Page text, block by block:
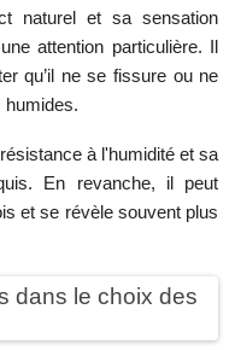
naturel et sa sensation
attention particulière. Il
qu’il ne se fissure ou ne
humides.
à l'humidité et sa
En revanche, il peut
et se révèle souvent plus
dans le choix des